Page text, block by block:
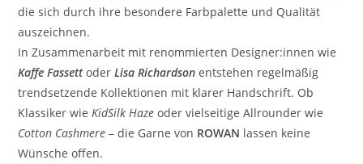
die sich durch ihre besondere Farbpalette und Qualität
auszeichnen.
In Zusammenarbeit mit renommierten Designer:innen wie
Kaffe FassettoderLisa Richardson entstehen regelmäßig
trendsetzende Kollektionen mit klarer Handschrift. Ob
Klassiker wieKidSilk Haze oder vielseitige Allrounder wie
Cotton Cashmere – die Garne von ROWAN lassen keine
Wünsche offen.